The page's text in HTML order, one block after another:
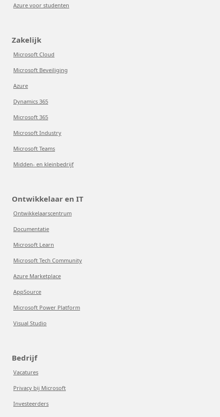
Azure voor studenten
Zakelijk
Microsoft Cloud
Microsoft Beveiliging
Azure
Dynamics 365
Microsoft 365
Microsoft Industry
Microsoft Teams
Midden- en kleinbedrijf
Ontwikkelaar en IT
Ontwikkelaarscentrum
Documentatie
Microsoft Learn
Microsoft Tech Community
Azure Marketplace
AppSource
Microsoft Power Platform
Visual Studio
Bedrijf
Vacatures
Privacy bij Microsoft
Investeerders